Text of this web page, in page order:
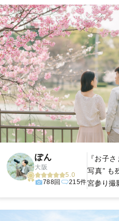
出会えます。まずは、ラブグラフ
ぽん
大阪
5.0
788回
215件
『お子
写真” も
宮参り撮